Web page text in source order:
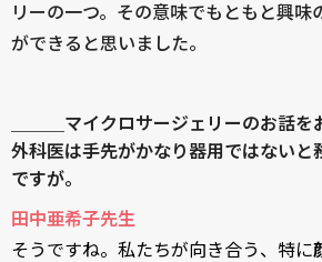
リーの一つ。その意味でもともと興味
ができると思いました。
＿＿＿マイクロサージェリーのお話
外科医は手先がかなり器用ではないと
ですが。
田中亜希子先生
そうですね。私たちが向き合う、特に